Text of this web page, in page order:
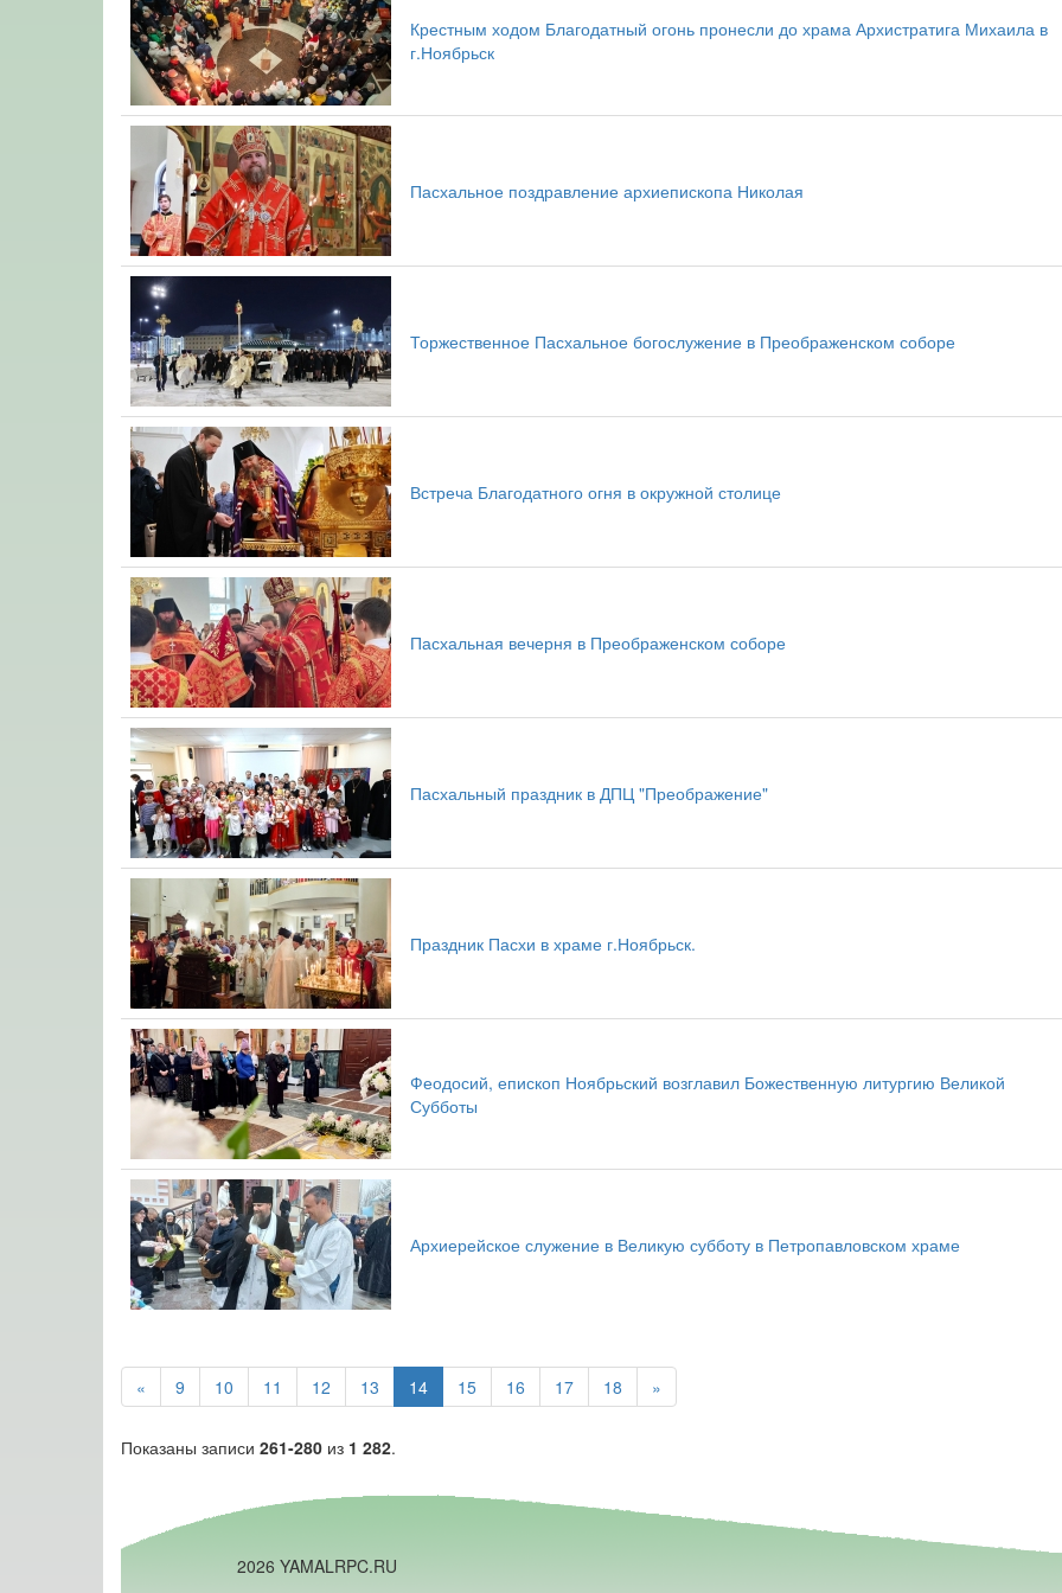
Крестным ходом Благодатный огонь пронесли до храма Архистратига Михаила в
г.Ноябрьск
Пасхальное поздравление архиепископа Николая
Торжественное Пасхальное богослужение в Преображенском соборе
Встреча Благодатного огня в окружной столице
Пасхальная вечерня в Преображенском соборе
Пасхальный праздник в ДПЦ "Преображение"
Праздник Пасхи в храме г.Ноябрьск.
Феодосий, епископ Ноябрьский возглавил Божественную литургию Великой
Субботы
Архиерейское служение в Великую субботу в Петропавловском храме
« 9 10 11 12 13 14 15 16 17 18 »
Показаны записи 261-280 из 1 282.
2026 YAMALRPC.RU